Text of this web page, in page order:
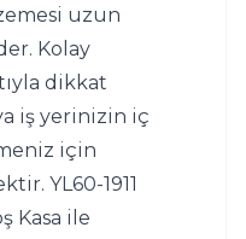
uzun
Kolay
dikkat
iş yerinizin iç
için
YL60-1911
Kasa ile